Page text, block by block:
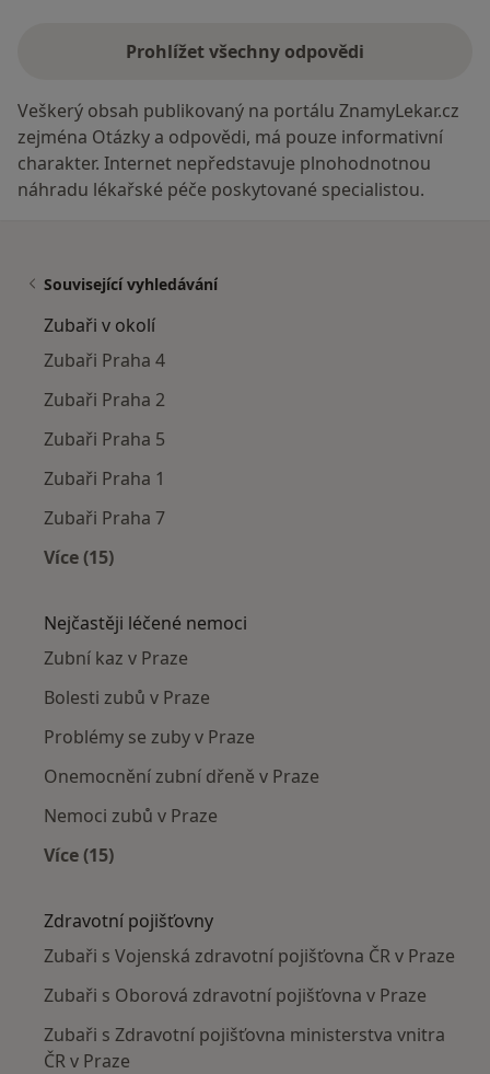
Prohlížet všechny odpovědi
Veškerý obsah publikovaný na portálu ZnamyLekar.cz
zejména Otázky a odpovědi, má pouze informativní
charakter. Internet nepředstavuje plnohodnotnou
náhradu lékařské péče poskytované specialistou.
Související vyhledávání
Zubaři v okolí
Zubaři Praha 4
Zubaři Praha 2
Zubaři Praha 5
Zubaři Praha 1
Zubaři Praha 7
Více (15)
Nejčastěji léčené nemoci
Zubní kaz v Praze
Bolesti zubů v Praze
Problémy se zuby v Praze
Onemocnění zubní dřeně v Praze
Nemoci zubů v Praze
Více (15)
Zdravotní pojišťovny
Zubaři s Vojenská zdravotní pojišťovna ČR v Praze
Zubaři s Oborová zdravotní pojišťovna v Praze
Zubaři s Zdravotní pojišťovna ministerstva vnitra
ČR v Praze